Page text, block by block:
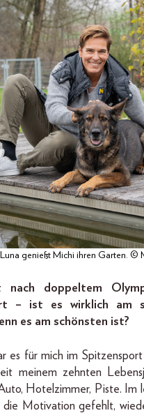
genießt Michi ihren Garten. ©
nach doppeltem
– ist es wirklich am
es am schönsten ist?
es für mich im
meinem zehnten
Hotelzimmer, Piste. Im
die Motivation gefehlt,